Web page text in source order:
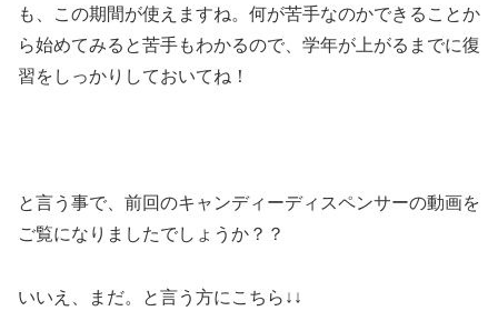
も、この期間が使えますね。何が苦手なのかできることか
ら始めてみると苦手もわかるので、学年が上がるまでに復
習をしっかりしておいてね！
と言う事で、前回のキャンディーディスペンサーの動画を
ご覧になりましたでしょうか？？
いいえ、まだ。と言う方にこちら↓↓